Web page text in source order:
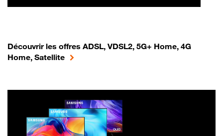
Découvrir les offres ADSL, VDSL2, 5G+ Home, 4G
Home, Satellite